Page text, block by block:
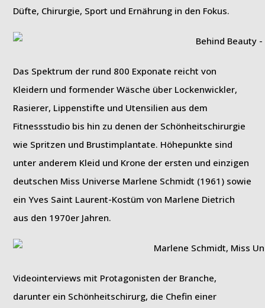
Düfte, Chirurgie, Sport und Ernährung in den Fokus.
Das Spektrum der rund 800 Exponate reicht von
Kleidern und formender Wäsche über Lockenwickler,
Rasierer, Lippenstifte und Utensilien aus dem
Fitnessstudio bis hin zu denen der Schönheitschirurgie
wie Spritzen und Brustimplantate. Höhepunkte sind
unter anderem Kleid und Krone der ersten und einzigen
deutschen Miss Universe Marlene Schmidt (1961) sowie
ein Yves Saint Laurent-Kostüm von Marlene Dietrich
aus den 1970er Jahren.
Videointerviews mit Protagonisten der Branche,
darunter ein Schönheitschirurg, die Chefin einer